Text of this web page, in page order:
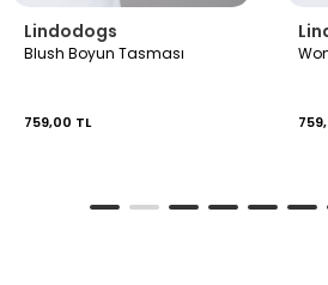
Lindodogs
Blush Boyun Tasması
759,00 TL